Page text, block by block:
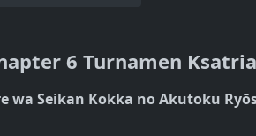
6 Turnamen
wa Seikan Kokka no Akutoku